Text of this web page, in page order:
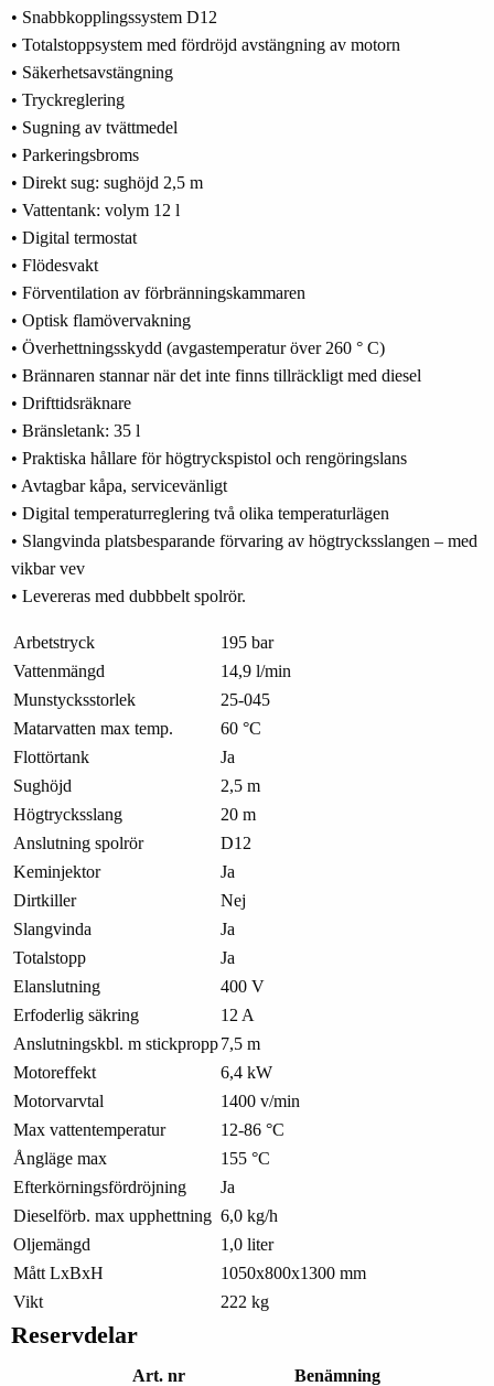
• Snabbkopplingssystem D12
• Totalstoppsystem med fördröjd avstängning av motorn
• Säkerhetsavstängning
• Tryckreglering
• Sugning av tvättmedel
• Parkeringsbroms
• Direkt sug: sughöjd 2,5 m
• Vattentank: volym 12 l
• Digital termostat
• Flödesvakt
• Förventilation av förbränningskammaren
• Optisk flamövervakning
• Överhettningsskydd (avgastemperatur över 260 ° C)
• Brännaren stannar när det inte finns tillräckligt med diesel
• Drifttidsräknare
• Bränsletank: 35 l
• Praktiska hållare för högtryckspistol och rengöringslans
• Avtagbar kåpa, servicevänligt
• Digital temperaturreglering två olika temperaturlägen
• Slangvinda platsbesparande förvaring av högtrycksslangen – med
vikbar vev
• Levereras med dubbbelt spolrör.
Arbetstryck
195 bar
Vattenmängd
14,9 l/min
Munstycksstorlek
25-045
Matarvatten max temp.
60 °C
Flottörtank
Ja
Sughöjd
2,5 m
Högtrycksslang
20 m
Anslutning spolrör
D12
Keminjektor
Ja
Dirtkiller
Nej
Slangvinda
Ja
Totalstopp
Ja
Elanslutning
400 V
Erfoderlig säkring
12 A
Anslutningskbl. m stickpropp7,5 m
Motoreffekt
6,4 kW
Motorvarvtal
1400 v/min
Max vattentemperatur
12-86 °C
Ångläge max
155 °C
Efterkörningsfördröjning
Ja
Dieselförb. max upphettning 6,0 kg/h
Oljemängd
1,0 liter
Mått LxBxH
1050x800x1300 mm
Vikt
222 kg
Reservdelar
Art. nr
Benämning